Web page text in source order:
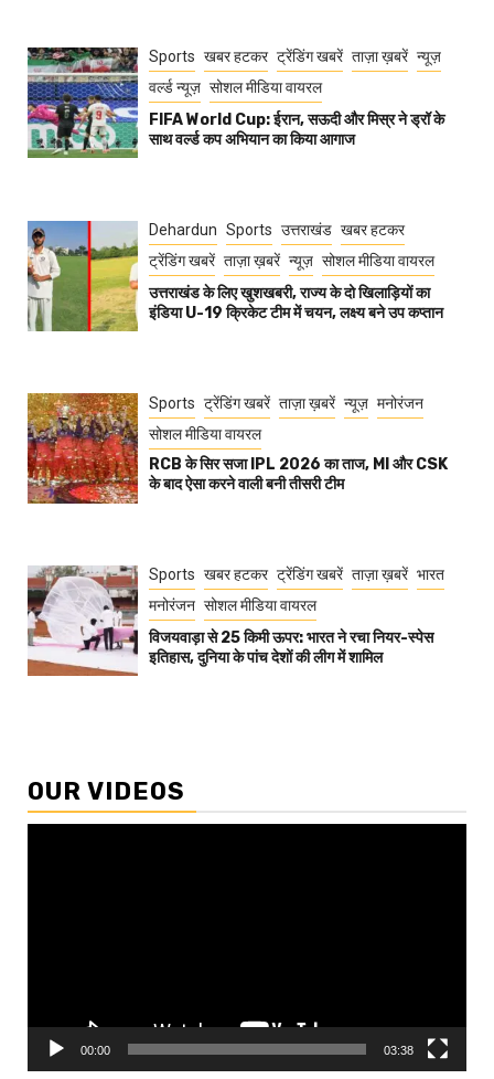
Sports खबर हटकर ट्रेंडिंग खबरें ताज़ा ख़बरें न्यूज़
वर्ल्ड न्यूज़ सोशल मीडिया वायरल
FIFA World Cup: ईरान, सऊदी और मिस्र ने ड्रॉ के
साथ वर्ल्ड कप अभियान का किया आगाज
Dehardun Sports उत्तराखंड खबर हटकर
ट्रेंडिंग खबरें ताज़ा ख़बरें न्यूज़ सोशल मीडिया वायरल
उत्तराखंड के लिए खुशखबरी, राज्य के दो खिलाड़ियों का
इंडिया U-19 क्रिकेट टीम में चयन, लक्ष्य बने उप कप्तान
Sports ट्रेंडिंग खबरें ताज़ा ख़बरें न्यूज़ मनोरंजन
सोशल मीडिया वायरल
RCB के सिर सजा IPL 2026 का ताज, MI और CSK
के बाद ऐसा करने वाली बनी तीसरी टीम
Sports खबर हटकर ट्रेंडिंग खबरें ताज़ा ख़बरें भारत
मनोरंजन सोशल मीडिया वायरल
विजयवाड़ा से 25 किमी ऊपर: भारत ने रचा नियर-स्पेस
इतिहास, दुनिया के पांच देशों की लीग में शामिल
OUR VIDEOS
00:00 03:38